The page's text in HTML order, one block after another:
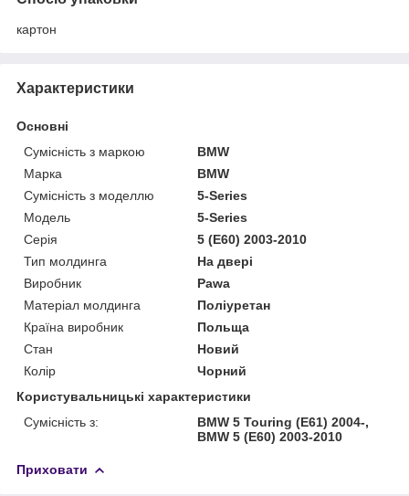
картон
Характеристики
Основні
Сумісність з маркою
BMW
Марка
BMW
Сумісність з моделлю
5-Series
Модель
5-Series
Серія
5 (E60) 2003-2010
Тип молдинга
На двері
Виробник
Pawa
Матеріал молдинга
Поліуретан
Країна виробник
Польща
Стан
Новий
Колір
Чорний
Користувальницькі характеристики
Сумісність з:
BMW 5 Touring (E61) 2004-,
BMW 5 (E60) 2003-2010
Приховати